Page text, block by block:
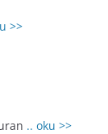
>>
.. oku >>